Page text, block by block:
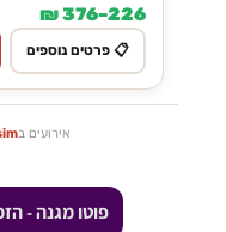
226–376 ₪
📋 פרטים נוספים
אירועים ב
פוטו מגנה -